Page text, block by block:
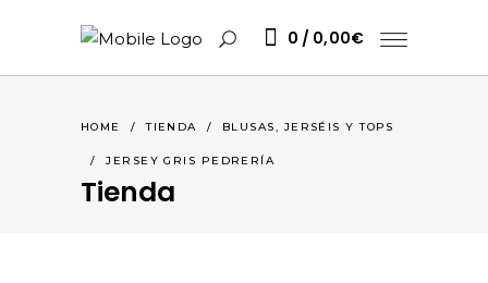
0 0,00€
HOME /TIENDA / BLUSAS, JERSÉIS Y TOPS
/JERSEY GRIS PEDRERÍA
Tienda